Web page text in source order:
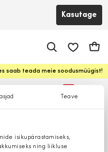
Teave
isikupärastamiseks,
ning liikluse
Kasutage
saab teada meie soodusmüügist!